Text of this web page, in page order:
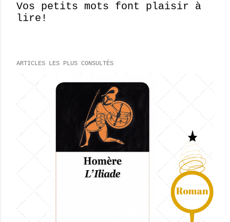
E
g
t
r
c
m
Vos petits mots font plaisir à
lire!
ARTICLES LES PLUS CONSULTÉS